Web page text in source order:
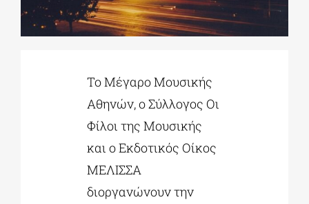
ΕΚΠΑΙΔΕΥΤΙΚΑ ΙΔΡΥΜΑΤΑ
ΠΟΛΙΤΙΣΤΙΚΟΙ ΦΟΡΕΙΣ
Το Μέγαρο Μουσικής
Αθηνών, ο Σύλλογος Οι
Φίλοι της Μουσικής
και ο Εκδοτικός Οίκος
ΜΕΛΙΣΣΑ
διοργανώνουν την